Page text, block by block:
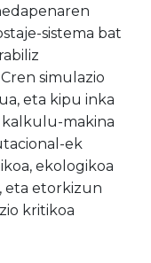
sistema bat
simulazio
eta kipu inka
makina
ek
ekologikoa
eta etorkizun
kritikoa